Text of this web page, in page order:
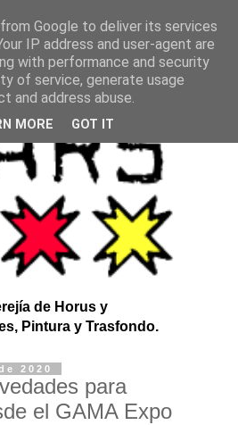
de Horus y
Pintura y Trasfondo.
2020
para
el GAMA Expo
Google to deliver its services
IP address and user-agent are
with performance and security
of service, generate usage
and address abuse.
MORE GOT IT